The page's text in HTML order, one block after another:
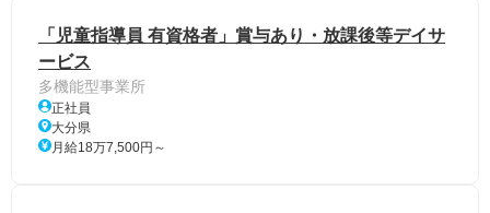
「児童指導員 有資格者」賞与あり・放課後等デイサ
ービス
多機能型事業所
正社員
大分県
月給18万7,500円～